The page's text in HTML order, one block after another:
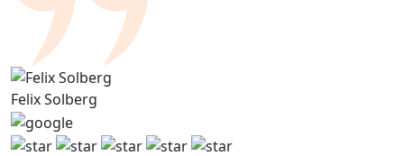
Felix Solberg